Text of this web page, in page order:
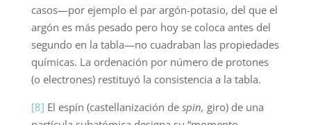
casos—por ejemplo el par argón-potasio, del que el
argón es más pesado pero hoy se coloca antes del
segundo en la tabla—no cuadraban las propiedades
químicas. La ordenación por número de protones
(o electrones) restituyó la consistencia a la tabla.
[8] El espín (castellanización de spin, giro) de una